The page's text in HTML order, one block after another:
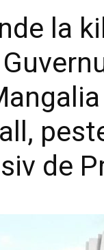
la
de